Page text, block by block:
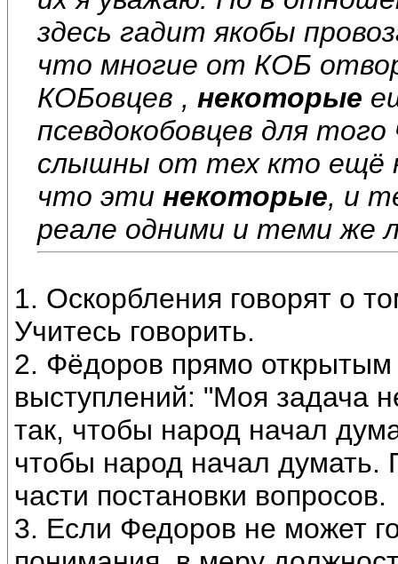
здесь гадит якобы
что многие от КОБ
КОБовцев , некоторые
псевдокобовцев для
слышны от тех кто ещё
что эти некоторые, и
реале одними и теми же
1. Оскорбления говорят о
Учитесь говорить.
2. Фёдоров прямо открытым
выступлений: "Моя задача
так, чтобы народ начал
чтобы народ начал думать.
части постановки вопросов.
3. Если Федоров не может